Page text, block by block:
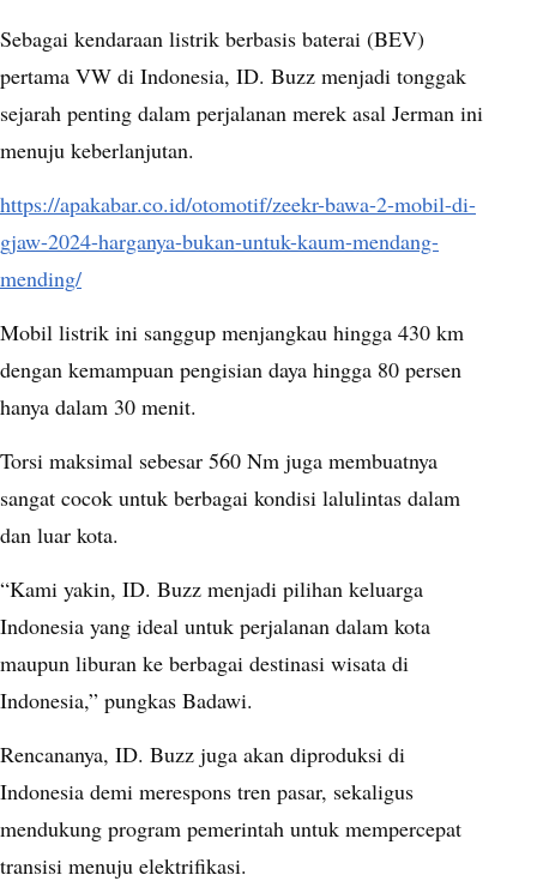
Sebagai kendaraan listrik berbasis baterai (BEV)
pertama VW di Indonesia, ID. Buzz menjadi tonggak
sejarah penting dalam perjalanan merek asal Jerman ini
menuju keberlanjutan.
https://apakabar.co.id/otomotif/zeekr-bawa-2-mobil-di-
gjaw-2024-harganya-bukan-untuk-kaum-mendang-
mending/
Mobil listrik ini sanggup menjangkau hingga 430 km
dengan kemampuan pengisian daya hingga 80 persen
hanya dalam 30 menit.
Torsi maksimal sebesar 560 Nm juga membuatnya
sangat cocok untuk berbagai kondisi lalulintas dalam
dan luar kota.
“Kami yakin, ID. Buzz menjadi pilihan keluarga
Indonesia yang ideal untuk perjalanan dalam kota
maupun liburan ke berbagai destinasi wisata di
Indonesia,” pungkas Badawi.
Rencananya, ID. Buzz juga akan diproduksi di
Indonesia demi merespons tren pasar, sekaligus
mendukung program pemerintah untuk mempercepat
transisi menuju elektrifikasi.